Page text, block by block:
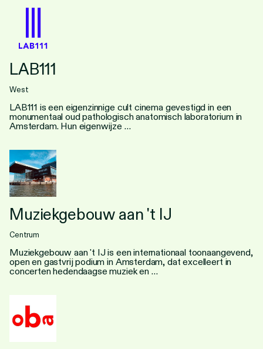
LAB111
West
LAB111 is een eigenzinnige cult cinema gevestigd in een
monumentaal oud pathologisch anatomisch laboratorium in
Amsterdam. Hun eigenwijze …
Muziekgebouw aan 't IJ
Centrum
Muziekgebouw aan 't IJ is een internationaal toonaangevend,
open en gastvrij podium in Amsterdam, dat excelleert in
concerten hedendaagse muziek en …